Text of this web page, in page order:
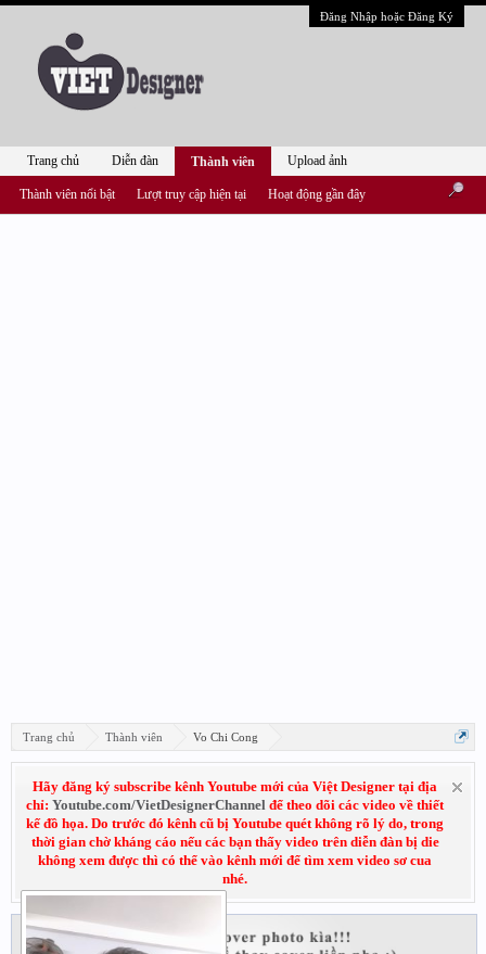
Đăng Nhập hoặc Đăng Ký
Trang chủ Thành viên Vo Chi Cong
Hãy đăng ký subscribe kênh Youtube mới của Việt Designer tại địa
chỉ: Youtube.com/VietDesignerChannel để theo dõi các video về thiết
kế đồ họa. Do trước đó kênh cũ bị Youtube quét không rõ lý do, trong
thời gian chờ kháng cáo nếu các bạn thấy video trên diễn đàn bị die
không xem được thì có thể vào kênh mới để tìm xem video sơ cua
nhé.
Trang chủ Diễn đàn Thành viên
Thành viên nổi bật Lượt truy cập hiện tại Hoạt động gần đây
Upload ảnh